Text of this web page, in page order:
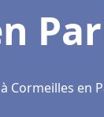
en